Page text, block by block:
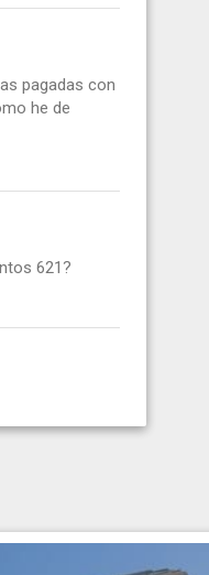
pagadas con
he de
621?